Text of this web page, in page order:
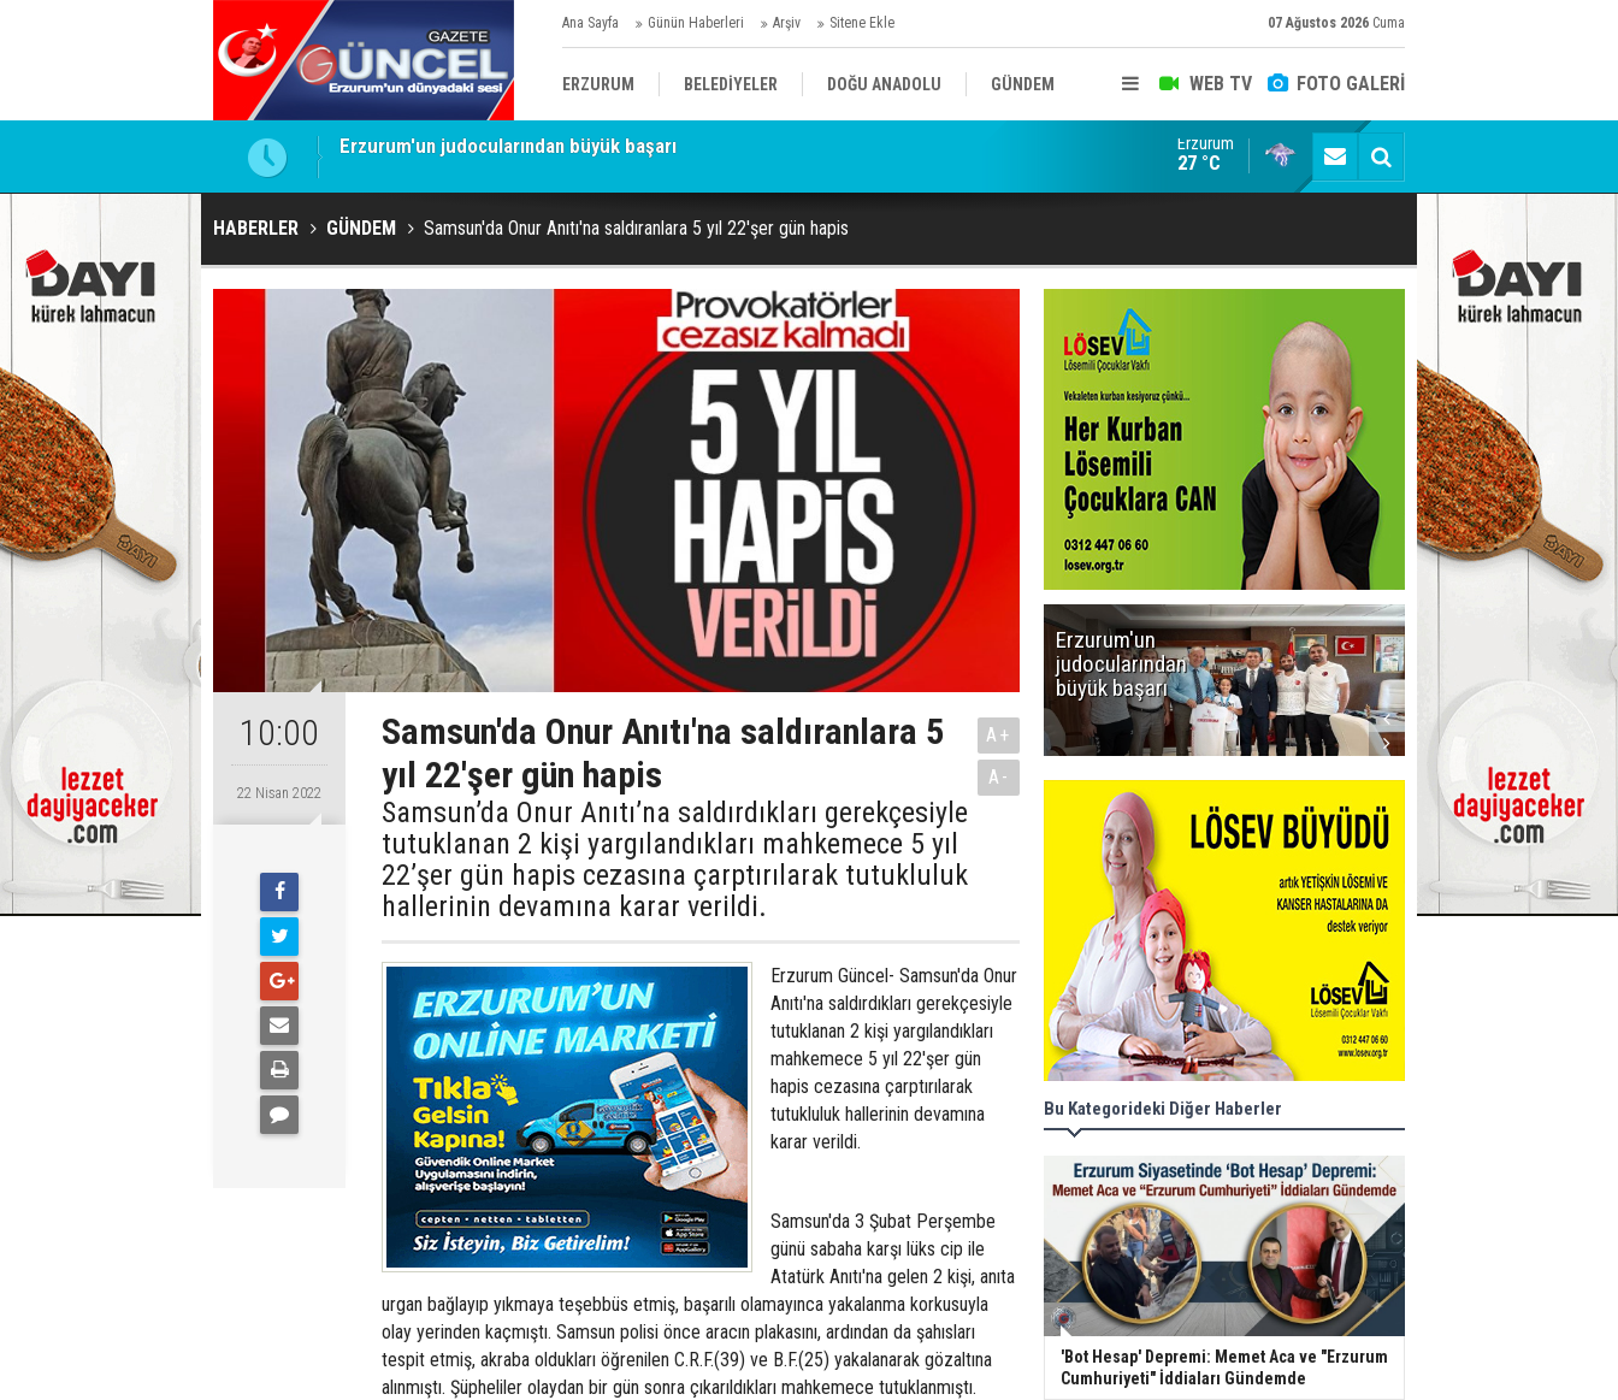
Ana Sayfa Günün Haberleri Arşiv Sitene Ekle 07 Ağustos 2026 Cuma
WEB TV FOTO GALERİ
ERZURUM BELEDİYELER DOĞU ANADOLU GÜNDEM
SİYASET
KÜLTÜR/SANAT//MAĞAZİN BODRUM
Merhum Uykusuz'un adı parka, Sekmen'in adı caddeye verildi Konuşanlar'a katıldı, söyledikleri başına iş açtı!
Erzurum
27 °C
HABERLER GÜNDEM Samsun'da Onur Anıtı'na saldıranlara 5 yıl 22'şer gün hapis
10:00
22 Nisan 2022
Samsun'da Onur Anıtı'na saldıranlara 5
yıl 22'şer gün hapis
Samsun’da Onur Anıtı’na saldırdıkları gerekçesiyle
tutuklanan 2 kişi yargılandıkları mahkemece 5 yıl
22’şer gün hapis cezasına çarptırılarak tutukluluk
hallerinin devamına karar verildi.
A+
A-
Erzurum Güncel- Samsun'da Onur
Anıtı'na saldırdıkları gerekçesiyle
tutuklanan 2 kişi yargılandıkları
mahkemece 5 yıl 22'şer gün
hapis cezasına çarptırılarak
tutukluluk hallerinin devamına
karar verildi.
Samsun'da 3 Şubat Perşembe
günü sabaha karşı lüks cip ile
Atatürk Anıtı'na gelen 2 kişi, anıta
urgan bağlayıp yıkmaya teşebbüs etmiş, başarılı olamayınca yakalanma korkusuyla
olay yerinden kaçmıştı. Samsun polisi önce aracın plakasını, ardından da şahısları
tespit etmiş, akraba oldukları öğrenilen C.R.F.(39) ve B.F.(25) yakalanarak gözaltına
alınmıştı. Şüpheliler olaydan bir gün sonra çıkarıldıkları mahkemece tutuklanmıştı.
Erzurum'un
judocularından
büyük başarı
Bu Kategorideki Diğer Haberler
'Bot Hesap' Depremi: Memet Aca ve "Erzurum
Cumhuriyeti" İddiaları Gündemde